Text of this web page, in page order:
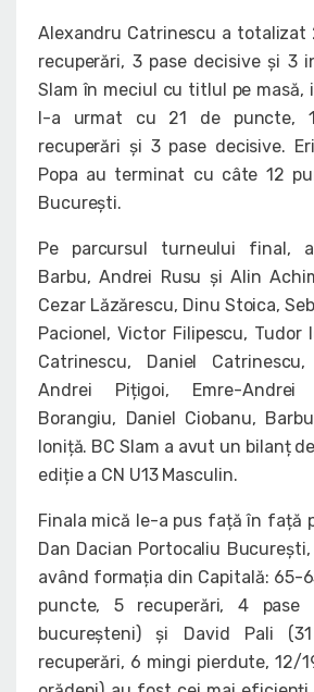
Alexandru Catrinescu a totalizat
recuperări, 3 pase decisive și 3
Slam în meciul cu titlul pe masă,
l-a urmat cu 21 de puncte,
recuperări și 3 pase decisive.
Popa au terminat cu câte 12
București.
Pe parcursul turneului final,
Barbu, Andrei Rusu și Alin
Cezar Lăzărescu, Dinu Stoica,
Pacionel, Victor Filipescu, Tudor
Catrinescu, Daniel
Andrei Pițigoi, Emre-Andrei
Borangiu, Daniel Ciobanu,
Ioniță. BC Slam a avut un bilanț
ediție a CN U13 Masculin.
Finala mică le-a pus față în față
Dan Dacian Portocaliu
având formația din Capitală: 65-
puncte, 5 recuperări, 4 pase
bucureșteni) și David Pali
recuperări, 6 mingi pierdute, 12/